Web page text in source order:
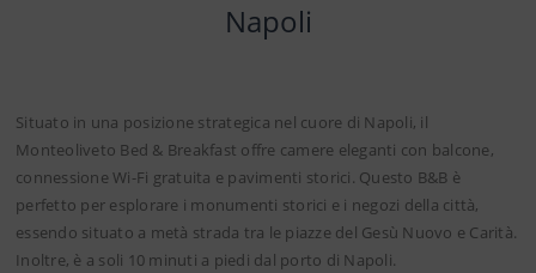
Napoli
Situato in una posizione strategica nel cuore di Napoli, il
Monteoliveto Bed & Breakfast offre camere eleganti con balcone,
connessione Wi-Fi gratuita e pavimenti storici. Questo B&B è
perfetto per esplorare i monumenti storici e i negozi della città,
essendo situato a metà strada tra le piazze del Gesù Nuovo e Carità.
Inoltre, è a soli 10 minuti a piedi dal porto di Napoli.